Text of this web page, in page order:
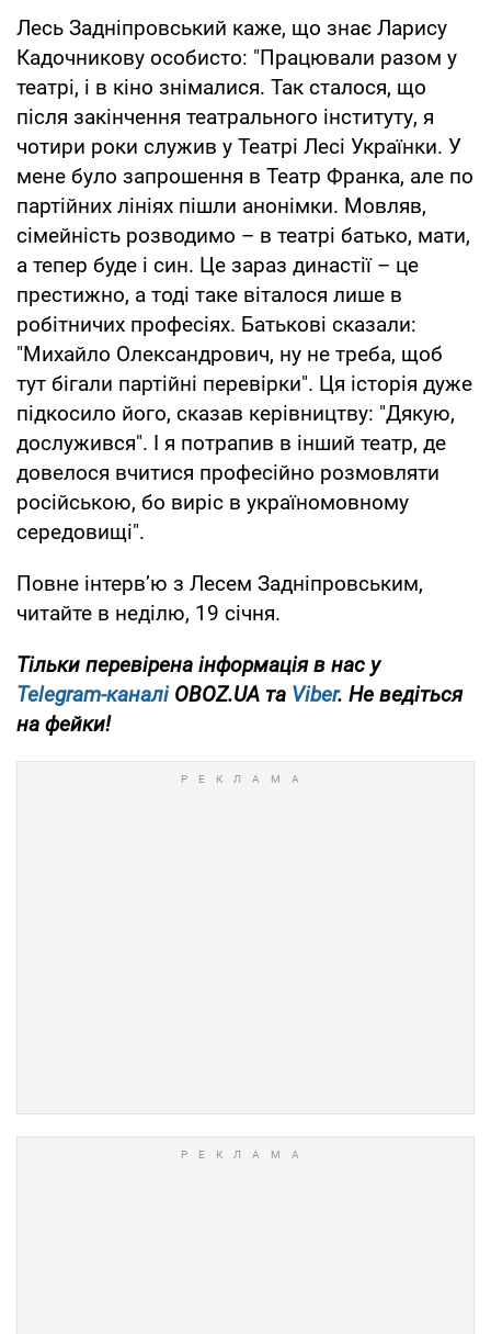
Лесь Задніпровський каже, що знає Ларису
Кадочникову особисто: "Працювали разом у
театрі, і в кіно знімалися. Так сталося, що
після закінчення театрального інституту, я
чотири роки служив у Театрі Лесі Українки. У
мене було запрошення в Театр Франка, але по
партійних лініях пішли анонімки. Мовляв,
сімейність розводимо – в театрі батько, мати,
а тепер буде і син. Це зараз династії – це
престижно, а тоді таке віталося лише в
робітничих професіях. Батькові сказали:
"Михайло Олександрович, ну не треба, щоб
тут бігали партійні перевірки". Ця історія дуже
підкосило його, сказав керівництву: "Дякую,
дослужився". І я потрапив в інший театр, де
довелося вчитися професійно розмовляти
російською, бо виріс в україномовному
середовищі".
Повне інтерв’ю з Лесем Задніпровським,
читайте в неділю, 19 січня.
Тільки перевірена інформація в нас у
Telegram-каналіOBOZ.UA та Viber. Не ведіться
на фейки!